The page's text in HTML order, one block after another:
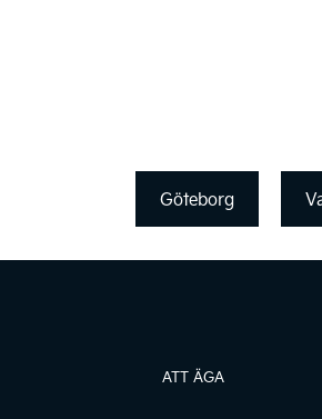
Göteborg
ATT ÄGA